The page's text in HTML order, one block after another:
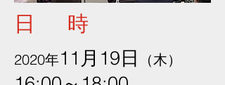
日 時
2020年11月19日 （木）